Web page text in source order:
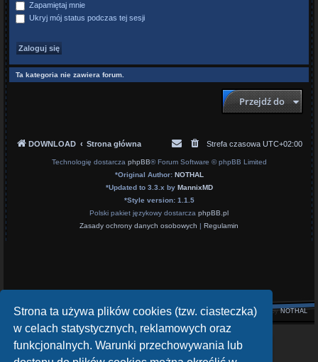
Strona ta używa plików cookies (tzw. ciasteczka)
w celach statystycznych, reklamowych oraz
funkcjonalnych. Warunki przechowywania lub
Zapamiętaj mnie
Ukryj mój status podczas tej sesji
Ta kategoria nie zawiera forum.
Przejdź do
DOWNLOAD Strona główna Strefa czasowa UTC+02:00
Technologię dostarcza phpBB® Forum Software © phpBB Limited
*Original Author: NOTHAL
*Updated to 3.3.x by MannixMD
*Style version: 1.1.5
Polski pakiet językowy dostarcza phpBB.pl
Zasady ochrony danych osobowych | Regulamin
Style byNOTHAL
openATV Forum
https://www.opena.tv/